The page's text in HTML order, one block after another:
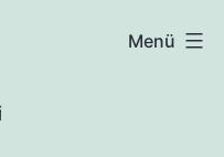
Menü